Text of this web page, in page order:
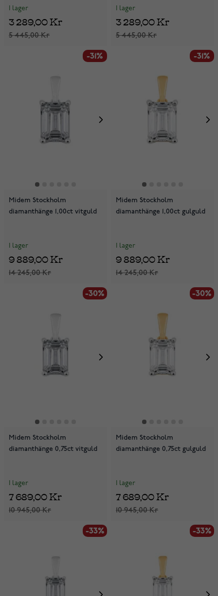
I lager
5 445,00 Kr
3 289,00 Kr
I lager
5 445,00 Kr
3 289,00 Kr
-31%
Midem Stockholm
diamanthänge 1,00ct vitguld
I lager
14 245,00 Kr
9 889,00 Kr
-31%
Midem Stockholm
diamanthänge 1,00ct gulguld
I lager
14 245,00 Kr
9 889,00 Kr
-30%
Midem Stockholm
diamanthänge 0,75ct vitguld
I lager
10 945,00 Kr
7 689,00 Kr
-30%
Midem Stockholm
diamanthänge 0,75ct gulguld
I lager
10 945,00 Kr
7 689,00 Kr
-33% -33%